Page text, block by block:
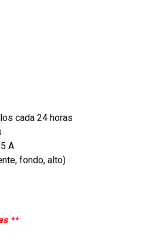
cada 24 horas
A
fondo, alto)
**